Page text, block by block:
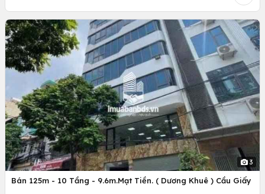
3
Bán 125m - 10 Tầng - 9.6m.Mạt Tiền. ( Dương Khuê ) Cầu Giấy